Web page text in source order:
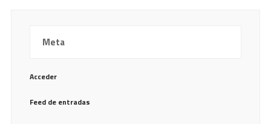
Meta
Acceder
Feed de entradas